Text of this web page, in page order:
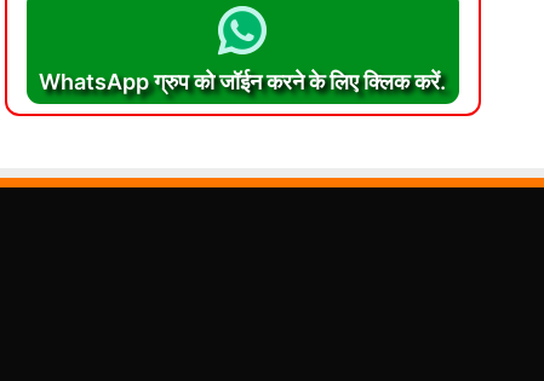
WhatsApp ग्रुप को जॉईन करने के लिए क्लिक करें.